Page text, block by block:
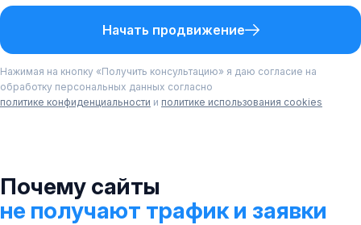
Начать продвижение
Нажимая на кнопку «Получить консультацию» я даю согласие на
обработку персональных данных согласно
политике конфиденциальности и политике использования cookies
Почему сайты
не получают трафик и заявки